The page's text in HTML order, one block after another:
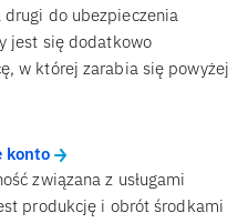
drugi do ubezpieczenia
jest się dodatkowo
w której zarabia się powyżej
konto
związana z usługami
produkcję i obrót środkami